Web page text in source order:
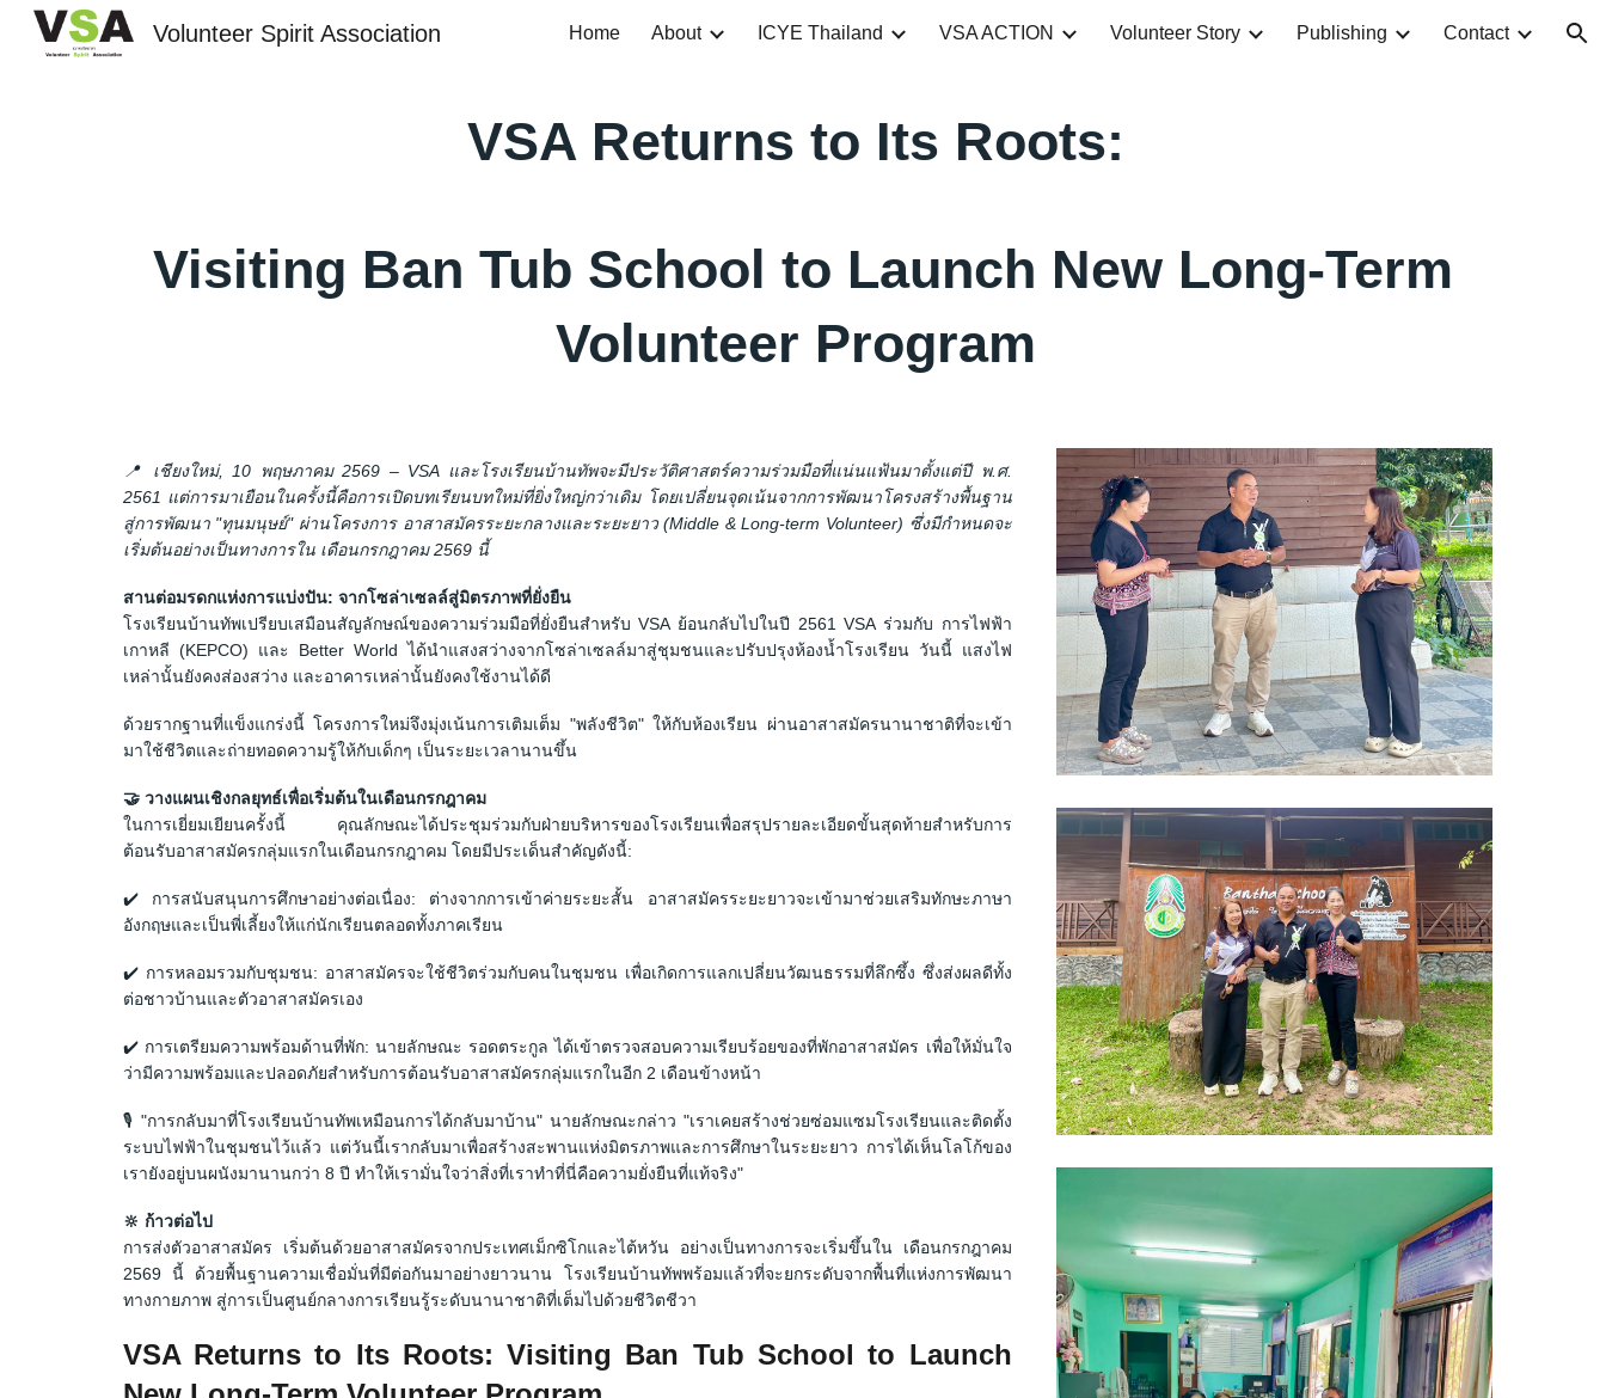
Skip to main content Skip to navigation
Volunteer Spirit Association Home About ICYE Thailand VSA ACTION Volunteer Story Publishing Contact
VSA Returns to Its Roots:
Visiting Ban Tub School to Launch New Long-Term
Volunteer Program
📍 เชียงใหม่, 10 พฤษภาคม 2569 – VSA และโรงเรียนบ้านทัพจะมีประวัติศาสตร์ความร่วมมือที่แน่นแฟ้นมาตั้งแต่ปี พ.ศ.
2561 แต่การมาเยือนในครั้งนี้คือการเปิดบทเรียนบทใหม่ที่ยิ่งใหญ่กว่าเดิม โดยเปลี่ยนจุดเน้นจากการพัฒนาโครงสร้างพื้นฐาน
สู่การพัฒนา "ทุนมนุษย์" ผ่านโครงการ อาสาสมัครระยะกลางและระยะยาว (Middle & Long-term Volunteer) ซึ่งมีกำหนดจะ
เริ่มต้นอย่างเป็นทางการใน เดือนกรกฎาคม 2569 นี้
สานต่อมรดกแห่งการแบ่งปัน: จากโซล่าเซลล์สู่มิตรภาพที่ยั่งยืน
โรงเรียนบ้านทัพเปรียบเสมือนสัญลักษณ์ของความร่วมมือที่ยั่งยืนสำหรับ VSA ย้อนกลับไปในปี 2561 VSA ร่วมกับ การไฟฟ้า
เกาหลี (KEPCO) และ Better World ได้นำแสงสว่างจากโซล่าเซลล์มาสู่ชุมชนและปรับปรุงห้องน้ำโรงเรียน วันนี้ แสงไฟ
เหล่านั้นยังคงส่องสว่าง และอาคารเหล่านั้นยังคงใช้งานได้ดี
ด้วยรากฐานที่แข็งแกร่งนี้ โครงการใหม่จึงมุ่งเน้นการเติมเต็ม "พลังชีวิต" ให้กับห้องเรียน ผ่านอาสาสมัครนานาชาติที่จะเข้า
มาใช้ชีวิตและถ่ายทอดความรู้ให้กับเด็กๆ เป็นระยะเวลานานขึ้น
🤝 วางแผนเชิงกลยุทธ์เพื่อเริ่มต้นในเดือนกรกฎาคม
ในการเยี่ยมเยียนครั้งนี้ คุณลักษณะได้ประชุมร่วมกับฝ่ายบริหารของโรงเรียนเพื่อสรุปรายละเอียดขั้นสุดท้ายสำหรับการ
ต้อนรับอาสาสมัครกลุ่มแรกในเดือนกรกฎาคม โดยมีประเด็นสำคัญดังนี้:
✔️ การสนับสนุนการศึกษาอย่างต่อเนื่อง: ต่างจากการเข้าค่ายระยะสั้น อาสาสมัครระยะยาวจะเข้ามาช่วยเสริมทักษะภาษา
อังกฤษและเป็นพี่เลี้ยงให้แก่นักเรียนตลอดทั้งภาคเรียน
✔️ การหลอมรวมกับชุมชน: อาสาสมัครจะใช้ชีวิตร่วมกับคนในชุมชน เพื่อเกิดการแลกเปลี่ยนวัฒนธรรมที่ลึกซึ้ง ซึ่งส่งผลดีทั้ง
ต่อชาวบ้านและตัวอาสาสมัครเอง
✔️ การเตรียมความพร้อมด้านที่พัก: นายลักษณะ รอดตระกูล ได้เข้าตรวจสอบความเรียบร้อยของที่พักอาสาสมัคร เพื่อให้มั่นใจ
ว่ามีความพร้อมและปลอดภัยสำหรับการต้อนรับอาสาสมัครกลุ่มแรกในอีก 2 เดือนข้างหน้า
🎙 "การกลับมาที่โรงเรียนบ้านทัพเหมือนการได้กลับมาบ้าน" นายลักษณะกล่าว "เราเคยสร้างช่วยซ่อมแซมโรงเรียนและติดตั้ง
ระบบไฟฟ้าในชุมชนไว้แล้ว แต่วันนี้เรากลับมาเพื่อสร้างสะพานแห่งมิตรภาพและการศึกษาในระยะยาว การได้เห็นโลโก้ของ
เรายังอยู่บนผนังมานานกว่า 8 ปี ทำให้เรามั่นใจว่าสิ่งที่เราทำที่นี่คือความยั่งยืนที่แท้จริง"
🔆 ก้าวต่อไป
การส่งตัวอาสาสมัคร เริ่มต้นด้วยอาสาสมัครจากประเทศเม็กซิโกและไต้หวัน อย่างเป็นทางการจะเริ่มขึ้นใน เดือนกรกฎาคม
2569 นี้ ด้วยพื้นฐานความเชื่อมั่นที่มีต่อกันมาอย่างยาวนาน โรงเรียนบ้านทัพพร้อมแล้วที่จะยกระดับจากพื้นที่แห่งการพัฒนา
ทางกายภาพ สู่การเป็นศูนย์กลางการเรียนรู้ระดับนานาชาติที่เต็มไปด้วยชีวิตชีวา
VSA Returns to Its Roots: Visiting Ban Tub School to Launch